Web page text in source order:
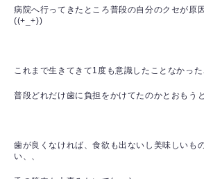
病院へ行ってきたところ普段の自分のクセが原
((+_+))
これまで生きてきて1度も意識したことなかっ
普段どれだけ歯に負担をかけてたのかとおもう
歯が良くなければ、食欲も出ないし美味しいも
い、、